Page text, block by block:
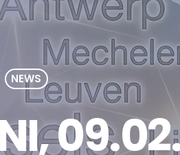
NEWS